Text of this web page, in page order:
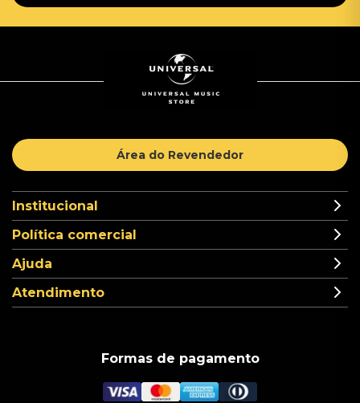
Área do Revendedor
Institucional
Política comercial
Ajuda
Atendimento
Formas de pagamento